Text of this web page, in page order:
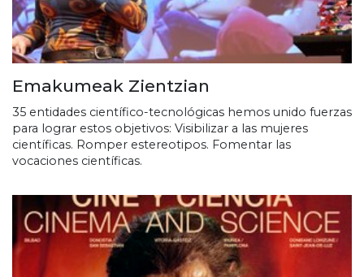
Emakumeak Zientzian
35 entidades científico-tecnológicas hemos unido fuerzas
para lograr estos objetivos: Visibilizar a las mujeres
científicas. Romper estereotipos. Fomentar las
vocaciones científicas.